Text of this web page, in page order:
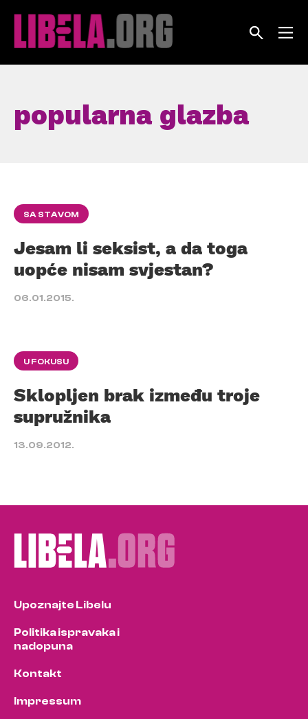
popularna glazba
SA STAVOM
Jesam li seksist, a da toga
uopće nisam svjestan?
06.01.2015.
U FOKUSU
Sklopljen brak između troje
supružnika
13.09.2012.
Upoznajte Libelu
Politika ispravaka i
nadopuna
Kontakt
Impressum